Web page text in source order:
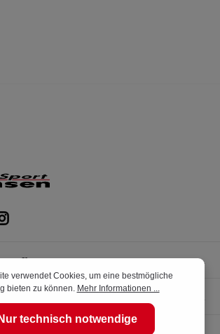
verwendet Cookies, um eine bestmögliche
bieten zu können. Mehr Informationen ...
Nur technisch notwendige